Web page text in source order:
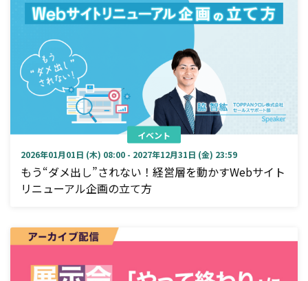
イベント
2026年01月01日 (木) 08:00 - 2027年12月31日 (金) 23:59
もう“ダメ出し”されない！経営層を動かすWebサイト
リニューアル企画の立て方